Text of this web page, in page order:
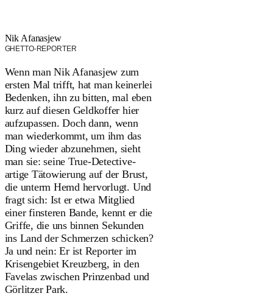
Nik Afanasjew
GHETTO-REPORTER
Wenn man Nik Afanasjew zum
ersten Mal trifft, hat man keinerlei
Bedenken, ihn zu bitten, mal eben
kurz auf diesen Geldkoffer hier
aufzupassen. Doch dann, wenn
man wiederkommt, um ihm das
Ding wieder abzunehmen, sieht
man sie: seine True-Detective-
artige Tätowierung auf der Brust,
die unterm Hemd hervorlugt. Und
fragt sich: Ist er etwa Mitglied
einer finsteren Bande, kennt er die
Griffe, die uns binnen Sekunden
ins Land der Schmerzen schicken?
Ja und nein: Er ist Reporter im
Krisengebiet Kreuzberg, in den
Favelas zwischen Prinzenbad und
Görlitzer Park.